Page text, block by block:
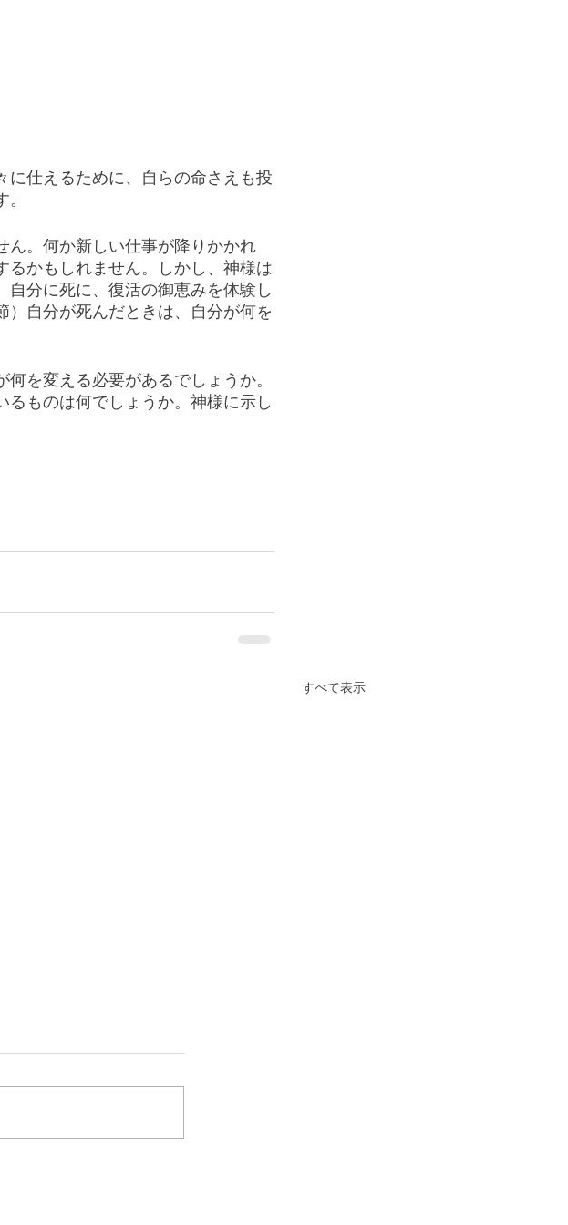
仕えるために、自らの命さえも投
ん。何か新しい仕事が降りかかれ
かもしれません。しかし、神様は
分に死に、復活の御恵みを体験し
自分が死んだときは、自分が何を
を変える必要があるでしょうか。
ものは何でしょうか。神様に示し
すべて表示